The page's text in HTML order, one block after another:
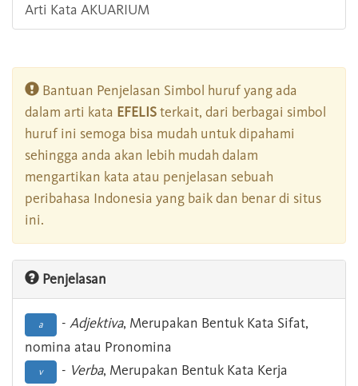
Arti Kata AKUARIUM
Bantuan Penjelasan Simbol huruf yang ada
dalam arti kata EFELISterkait, dari berbagai simbol
huruf ini semoga bisa mudah untuk dipahami
sehingga anda akan lebih mudah dalam
mengartikan kata atau penjelasan sebuah
peribahasa Indonesia yang baik dan benar di situs
ini.
Penjelasan
a - Adjektiva, Merupakan Bentuk Kata Sifat,
nomina atau Pronomina
v - Verba, Merupakan Bentuk Kata Kerja